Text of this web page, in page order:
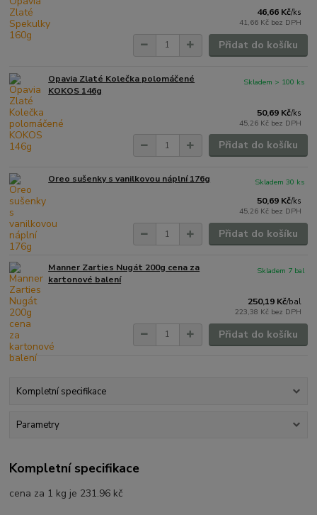
46,66 Kč/ks
41,66 Kč bez DPH
Přidat do košíku
Opavia Zlaté Kolečka polomáčené
KOKOS 146g
50,69 Kč/ks
45,26 Kč bez DPH
Skladem > 100 ks
Přidat do košíku
Oreo sušenky s vanilkovou náplní 176g
50,69 Kč/ks
45,26 Kč bez DPH
Skladem 30 ks
Přidat do košíku
Manner Zarties Nugát 200g cena za
kartonové balení
250,19 Kč/bal
223,38 Kč bez DPH
Skladem 7 bal
Přidat do košíku
Kompletní specifikace
Parametry
Kompletní specifikace
cena za 1 kg je 231.96 kč